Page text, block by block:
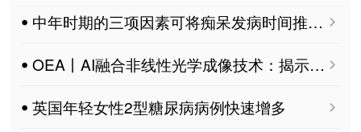
ꔷ 中年时期的三项因素可将痴呆发病时间推迟13年
ꔷ OEA丨AI融合非线性光学成像技术：揭示糖尿病“隐形骨损伤”的新线索
ꔷ 英国年轻女性2型糖尿病病例快速增多